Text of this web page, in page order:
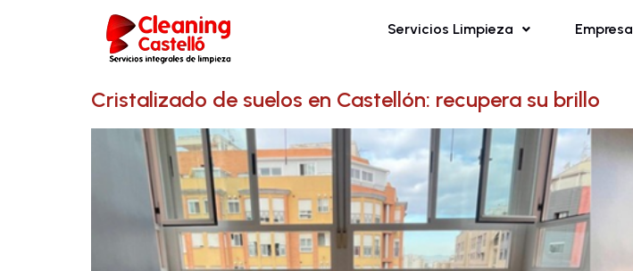
Servicios Limpieza Empresa
Cristalizado de suelos en Castellón: recupera su brillo